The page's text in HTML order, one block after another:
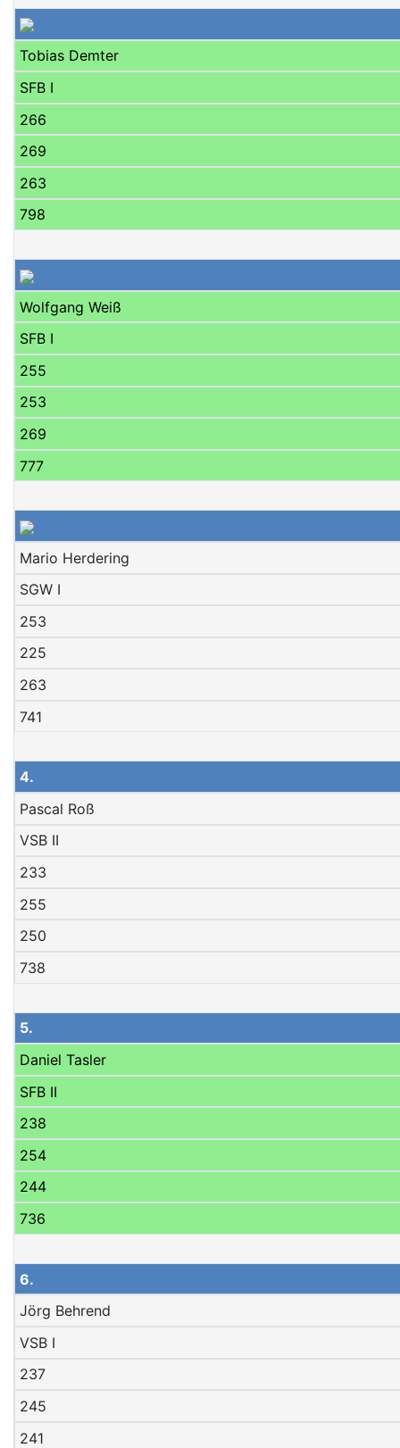
Tobias Demter
SFB I
266
269
263
798
Wolfgang Weiß
SFB I
255
253
269
777
Mario Herdering
SGW I
253
225
263
741
4.
Pascal Roß
VSB II
233
255
250
738
5.
Daniel Tasler
SFB II
238
254
244
736
6.
Jörg Behrend
VSB I
237
245
241